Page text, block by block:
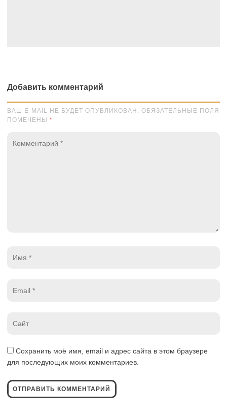
Добавить комментарий
ВАШ E-MAIL НЕ БУДЕТ ОПУБЛИКОВАН. ОБЯЗАТЕЛЬНЫЕ ПОЛЯ
ПОМЕЧЕНЫ *
Сохранить моё имя, email и адрес сайта в этом браузере
для последующих моих комментариев.